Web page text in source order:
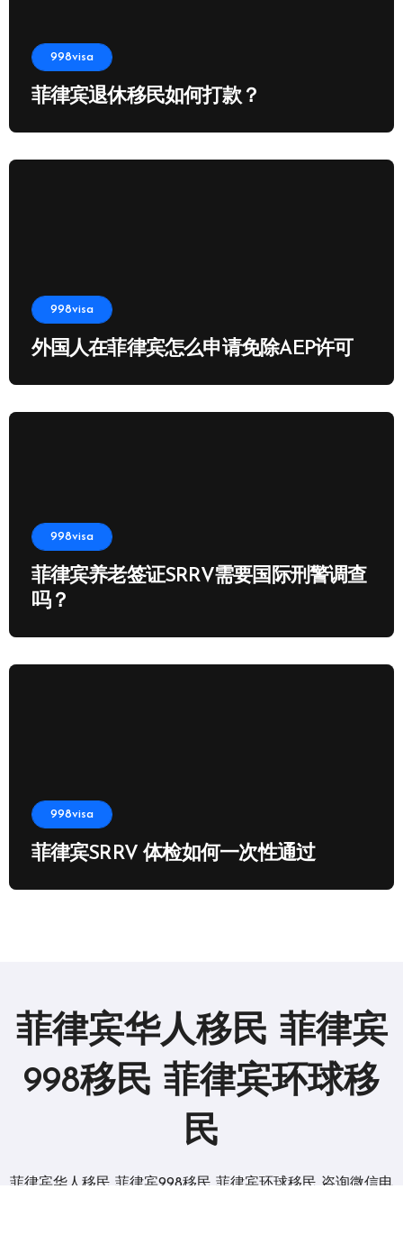
998visa
菲律宾退休移民如何打款？
998visa
外国人在菲律宾怎么申请免除AEP许可
998visa
菲律宾养老签证SRRV需要国际刑警调查
吗？
998visa
菲律宾SRRV 体检如何一次性通过
菲律宾华人移民 菲律宾
998移民 菲律宾环球移
民
菲律宾华人移民 菲律宾998移民 菲律宾环球移民 咨询微信电